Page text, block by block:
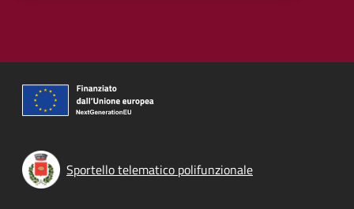
Sportello telematico polifunzionale